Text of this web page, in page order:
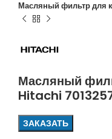
Масляный фильтр для
Масляный
Hitachi
ЗАКАЗАТЬ